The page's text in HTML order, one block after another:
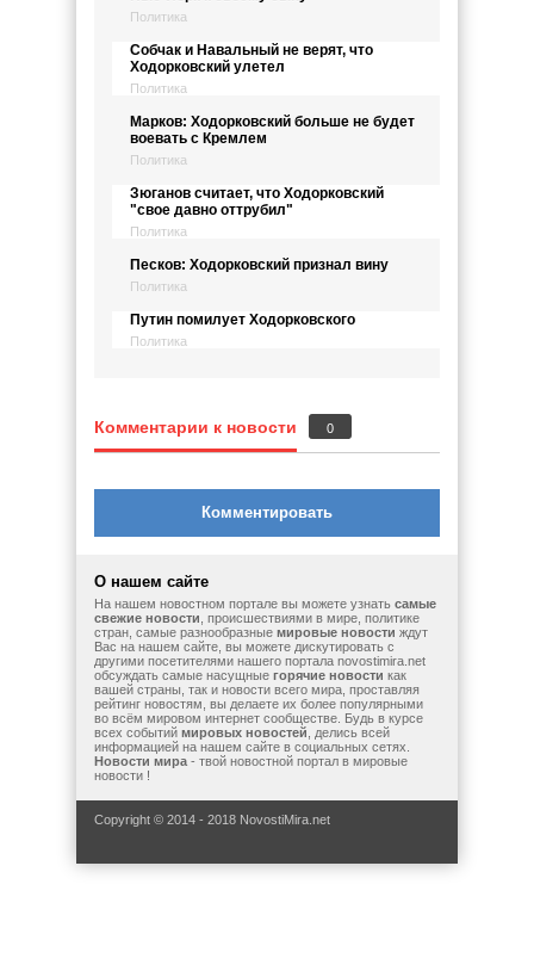
Политика
Собчак и Навальный не верят, что
Ходорковский улетел
Политика
Марков: Ходорковский больше не будет
воевать с Кремлем
Политика
Зюганов считает, что Ходорковский
"свое давно оттрубил"
Политика
Песков: Ходорковский признал вину
Политика
Путин помилует Ходорковского
Политика
Комментарии к новости 0
Комментировать
О нашем сайте
На нашем новостном портале вы можете узнать самые
свежие новости , происшествиями в мире, политике
стран, самые разнообразные мировые новости ждут
Вас на нашем сайте, вы можете дискутировать с
другими посетителями нашего портала novostimira.net
обсуждать самые насущные горячие новости как
вашей страны, так и новости всего мира, проставляя
рейтинг новостям, вы делаете их более популярными
во всём мировом интернет сообществе. Будь в курсе
всех событий мировых новостей , делись всей
информацией на нашем сайте в социальных сетях.
Новости мира - твой новостной портал в мировые
новости !
Copyright © 2014 - 2018 NovostiMira.net